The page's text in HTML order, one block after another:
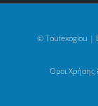
© Toufexoglou |
Όροι Χρήσης